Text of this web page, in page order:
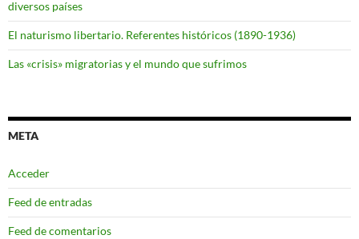
diversos países
El naturismo libertario. Referentes históricos (1890-1936)
Las «crisis» migratorias y el mundo que sufrimos
META
Acceder
Feed de entradas
Feed de comentarios